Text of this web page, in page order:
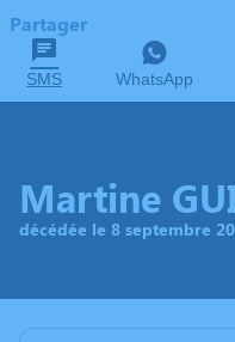
Partager
SMS WhatsApp
Martine
décédée le 8 septembre